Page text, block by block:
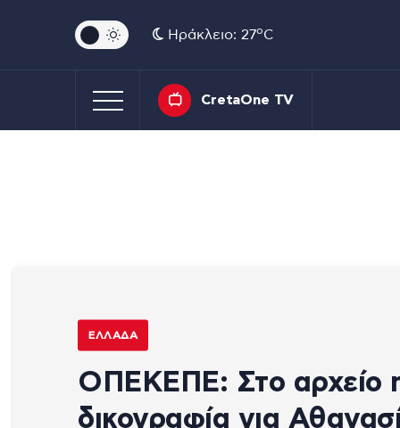
Ηράκλειο: 27oC
CretaOne TV
ΕΛΛΆΔΑ
ΟΠΕΚΕΠΕ: Στο αρχείο
δικογραφία για